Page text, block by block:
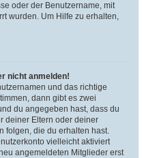
oder der Benutzername, mit
wurden. Um Hilfe zu erhalten,
nicht anmelden!
und das richtige
dann gibt es zwei
du angegeben hast, dass du
deiner Eltern oder deiner
folgen, die du erhalten hast.
vielleicht aktiviert
angemeldeten Mitglieder erst